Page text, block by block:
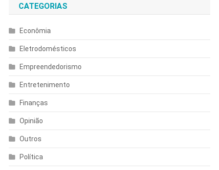
CATEGORIAS
Econômia
Eletrodomésticos
Empreendedorismo
Entretenimento
Finanças
Opinião
Outros
Política